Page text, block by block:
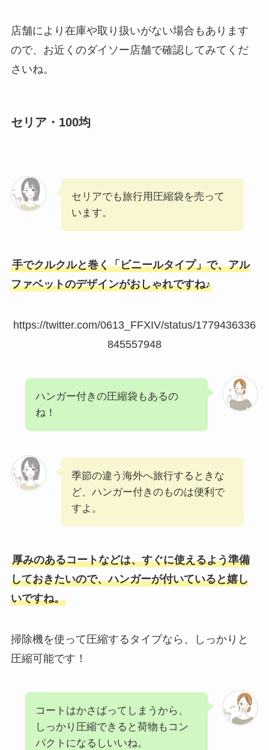
店舗により在庫や取り扱いがない場合もあります
ので、お近くのダイソー店舗で確認してみてくだ
さいね。
セリア・100均
セリアでも旅行用圧縮袋を売って
います。
手でクルクルと巻く「ビニールタイプ」で、アル
ファベットのデザインがおしゃれですね♪
https://twitter.com/0613_FFXIV/status/1779436336
845557948
ハンガー付きの圧縮袋もあるの
ね！
季節の違う海外へ旅行するときな
ど、ハンガー付きのものは便利で
すよ。
厚みのあるコートなどは、すぐに使えるよう準備
しておきたいので、ハンガーが付いていると嬉し
いですね。
掃除機を使って圧縮するタイプなら、しっかりと
圧縮可能です！
コートはかさばってしまうから、
しっかり圧縮できると荷物もコン
パクトになるしいいね。